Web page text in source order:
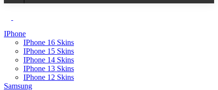
IPhone
IPhone 16 Skins
IPhone 15 Skins
IPhone 14 Skins
IPhone 13 Skins
IPhone 12 Skins
Samsung